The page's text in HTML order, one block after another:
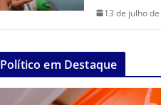
13 de julho
Político em Destaque